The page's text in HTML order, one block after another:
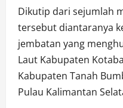
Dikutip dari sejumlah
tersebut diantaranya
jembatan yang
Laut Kabupaten
Kabupaten Tanah
Pulau Kalimantan